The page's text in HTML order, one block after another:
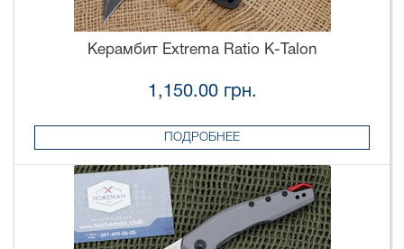
Керамбит Extrema Ratio K-Talon
1,150.00 грн.
ПОДРОБНЕЕ